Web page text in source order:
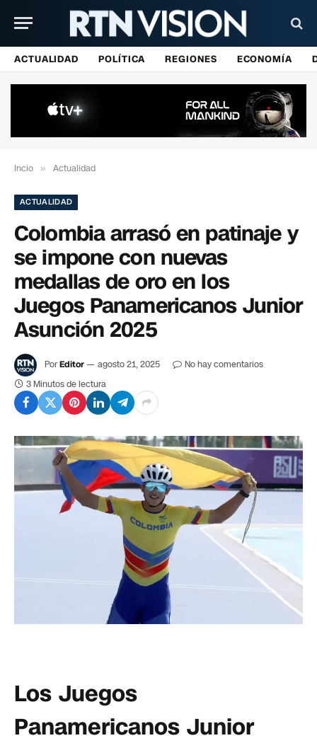
ACTUALIDAD POLÍTICA REGIONES ECONOMÍA
Incio » Actualidad
ACTUALIDAD
Colombia arrasó en patinaje y
se impone con nuevas
medallas de oro en los
Juegos Panamericanos Junior
Asunción 2025
PorEditor agosto 21, 2025
No hay comentarios
3 Minutos de lectura
Los Juegos
Panamericanos Junior